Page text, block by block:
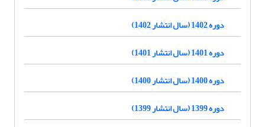
دوره 1402 (سال انتشار 1402)
دوره 1401 (سال انتشار 1401)
دوره 1400 (سال انتشار 1400)
دوره 1399 (سال انتشار 1399)